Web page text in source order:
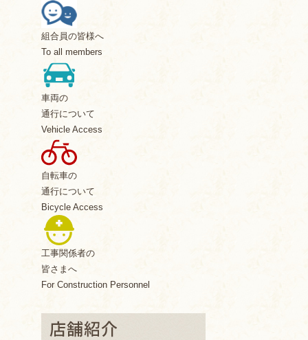
組合員の皆様へ
To all members
車両の
通行について
Vehicle Access
自転車の
通行について
Bicycle Access
工事関係者の
皆さまへ
For Construction Personnel